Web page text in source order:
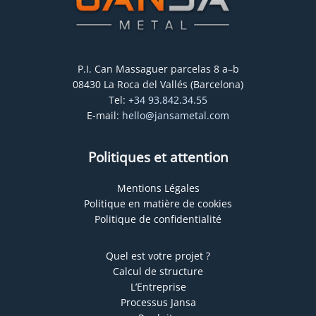
P.I. Can Massaguer parcelas 8 a–b
08430 La Roca del Vallés (Barcelona)
Tel: +34 93.842.34.55
E-mail: hello@jansametal.com
Politiques et attention
Mentions Légales
Politique en matière de cookies
Politique de confidentialité
Quel est votre projet ?
Calcul de structure
L’Entreprise
Processus Jansa